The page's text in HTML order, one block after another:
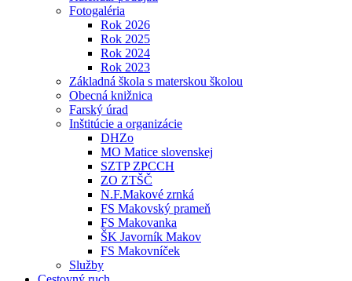
Fotogaléria
Rok 2026
Rok 2025
Rok 2024
Rok 2023
Základná škola s materskou školou
Obecná knižnica
Farský úrad
Inštitúcie a organizácie
DHZo
MO Matice slovenskej
SZTP ZPCCH
ZO ZTŠČ
N.F.Makové zrnká
FS Makovský prameň
FS Makovanka
ŠK Javorník Makov
FS Makovníček
Služby